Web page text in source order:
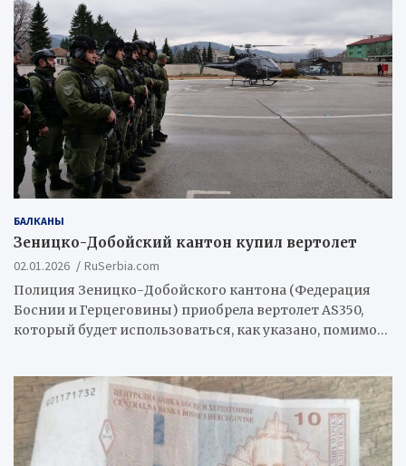
БАЛКАНЫ
Зеницко-Добойский кантон купил вертолет
02.01.2026
RuSerbia.com
Полиция Зеницко-Добойского кантона (Федерация
Боснии и Герцеговины) приобрела вертолет AS350,
который будет использоваться, как указано, помимо…